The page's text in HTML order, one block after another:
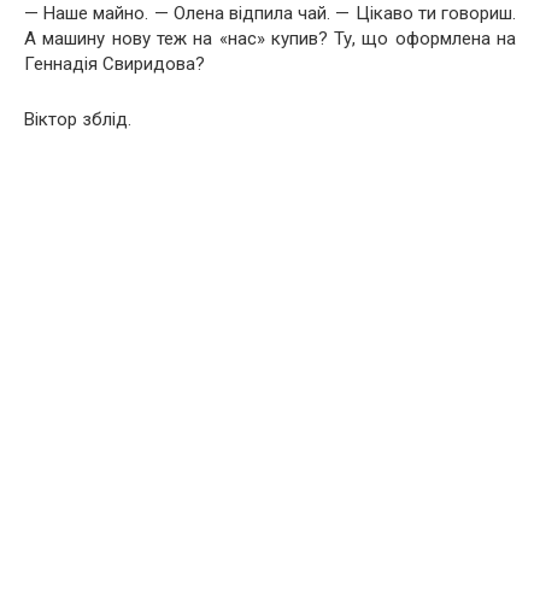
— Наше майно. — Олена відпила чай. — Цікаво ти говориш.
А машину нову теж на «нас» купив? Ту, що оформлена на
Геннадія Свиридова?
Віктор зблід.